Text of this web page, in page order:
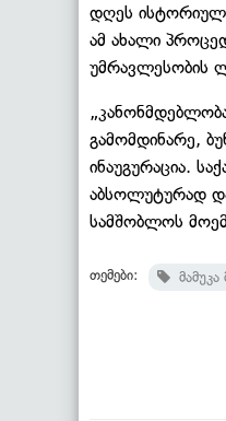
დღეს
ამ ახალი
უმრავლესობის
„
გამომდინარე,
ინაუგურაცია.
აბსოლუტურად
სამშობლოს
თემები: მამუკა